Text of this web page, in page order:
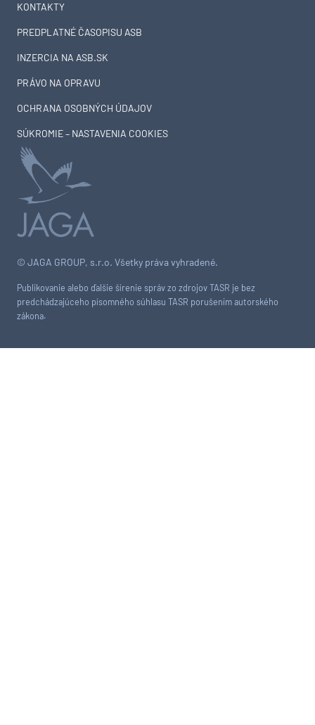
© JAGA GROUP, s.r.o. Všetky práva vyhradené.
Publikovanie alebo ďalšie šírenie správ zo zdrojov TASR je bez
predchádzajúceho písomného súhlasu TASR porušením autorského
zákona.
KONTAKTY
PREDPLATNÉ ČASOPISU ASB
INZERCIA NA ASB.SK
PRÁVO NA OPRAVU
OCHRANA OSOBNÝCH ÚDAJOV
SÚKROMIE – NASTAVENIA COOKIES